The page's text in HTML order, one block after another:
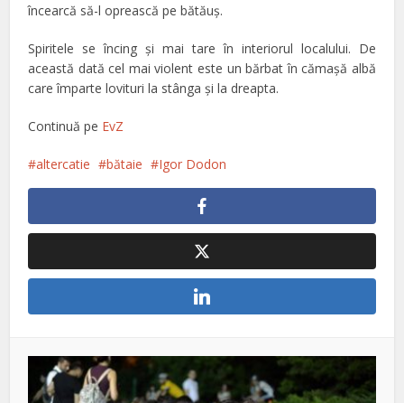
încearcă să-l oprească pe bătăuş.
Spiritele se încing şi mai tare în interiorul localului. De
această dată cel mai violent este un bărbat în cămaşă albă
care împarte lovituri la stânga şi la dreapta.
Continuă pe EvZ
altercatie bătaie Igor Dodon